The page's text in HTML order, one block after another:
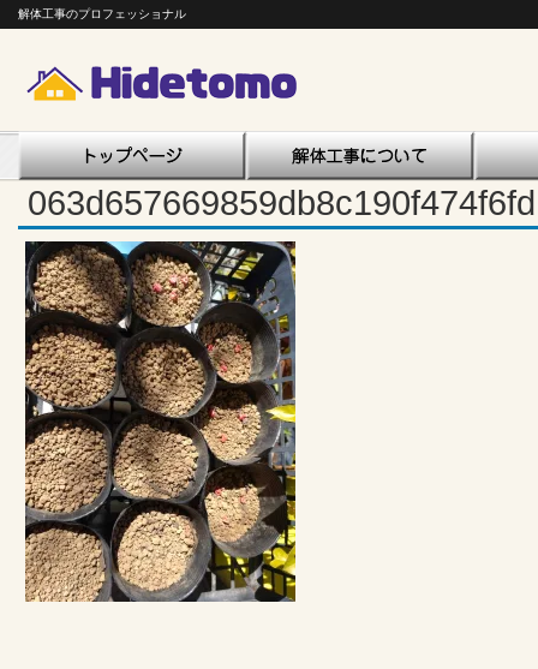
解体工事のプロフェッショナル